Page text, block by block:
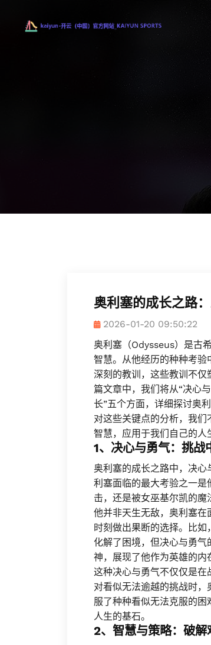
奥利塞的成长之路
2026-01-20 09:50:22
奥利塞（Odysseus）是古
智慧。从他经历的种种考
深刻的教训，这些教训不
篇文章中，我们将从“决心
长”五个方面，详细探讨奥
对这些关键点的分析，我
智慧，应用于我们自己的人
1、决心与勇气：挑战
奥利塞的成长之路中，决
利塞面临的最大考验之一
击，还是被女巫基尔凯的魔
他并非天生无敌，奥利塞
时刻做出果断的选择。比
化解了困境，但决心与勇
神，展现了他作为英雄的内
这种决心与勇气不仅仅是
对看似无法逾越的挑战时
服了种种看似无法克服的
人生的基石。
2、智慧与策略：破解